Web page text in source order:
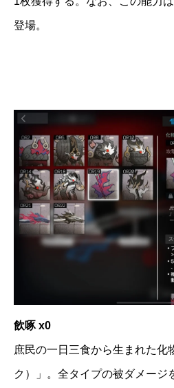
登場。
飲啄 x0
庶民の一日三食から生まれた化
ク）」。全タイプの被ダメージ